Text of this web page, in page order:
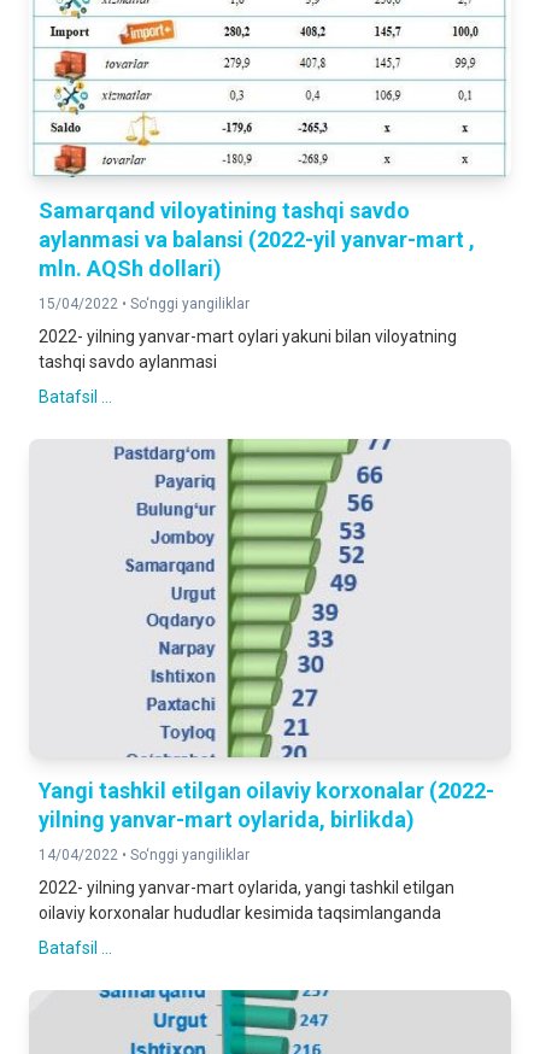
Samarqand viloyatining tashqi savdo
aylanmasi va balansi (2022-yil yanvar-mart ,
mln. AQSh dollari)
15/04/2022 • So‘nggi yangiliklar
2022- yilning yanvar-mart oylari yakuni bilan viloyatning
tashqi savdo aylanmasi
Batafsil ...
Yangi tashkil etilgan oilaviy korxonalar (2022-
yilning yanvar-mart oylarida, birlikda)
14/04/2022 • So‘nggi yangiliklar
2022- yilning yanvar-mart oylarida, yangi tashkil etilgan
oilaviy korxonalar hududlar kesimida taqsimlanganda
Batafsil ...